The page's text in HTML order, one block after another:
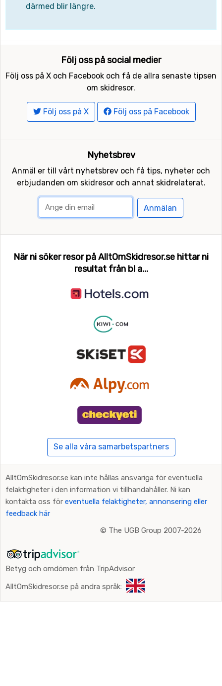
därmed blir längre.
Följ oss på social medier
Följ oss på X och Facebook och få de allra senaste tipsen
om skidresor.
Följ oss på X Följ oss på Facebook
Nyhetsbrev
Anmäl er till vårt nyhetsbrev och få tips, nyheter och
erbjudanden om skidresor och annat skidrelaterat.
Anmälan
När ni söker resor på AlltOmSkidresor.se hittar ni
resultat från bl a...
Se alla våra samarbetspartners
AlltOmSkidresor.se kan inte hållas ansvariga för eventuella
felaktigheter i den information vi tillhandahåller. Ni kan
kontakta oss för eventuella felaktigheter, annonsering eller
feedback här
© The UGB Group 2007-2026
Betyg och omdömen från TripAdvisor
AlltOmSkidresor.se på andra språk: